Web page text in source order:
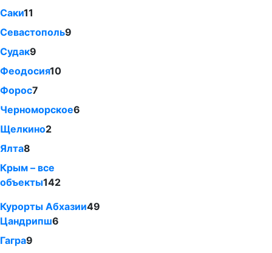
Саки11
Севастополь9
Судак9
Феодосия10
Форос7
Черноморское6
Щелкино2
Ялта8
Крым – все
объекты142
Курорты Абхазии49
Цандрипш6
Гагра9